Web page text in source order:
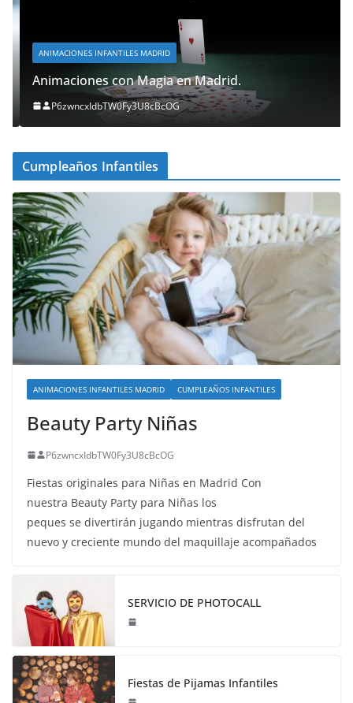
ANIMACIONES INFANTILES MADRID
Animaciones con Magia en Madrid.
P6zwncxIdbTW0Fy3U8cBcOG
Cumpleaños Infantiles
ANIMACIONES INFANTILES MADRID CUMPLEAÑOS INFANTILES
Beauty Party Niñas
P6zwncxIdbTW0Fy3U8cBcOG
Fiestas originales para Niñas en Madrid Con
nuestra Beauty Party para Niñas los
peques se divertirán jugando mientras disfrutan del
nuevo y creciente mundo del maquillaje acompañados
SERVICIO DE PHOTOCALL
Fiestas de Pijamas Infantiles